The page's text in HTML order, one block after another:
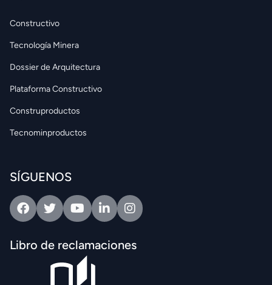
Constructivo
Tecnología Minera
Dossier de Arquitectura
Plataforma Constructivo
Construproductos
Tecnominproductos
SÍGUENOS
FacebookTwitterYoutubeLinkedinIntagram
Libro de reclamaciones